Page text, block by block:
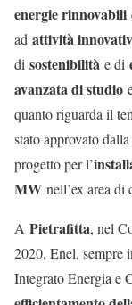
energie rinnovabili
ad attività
di sostenibilità e di
avanzata di studio
quanto riguarda il
stato approvato
progetto per l’
MW nell’ex area di
A Pietrafitta, nel
2020, Enel, sempre
Integrato Energia e